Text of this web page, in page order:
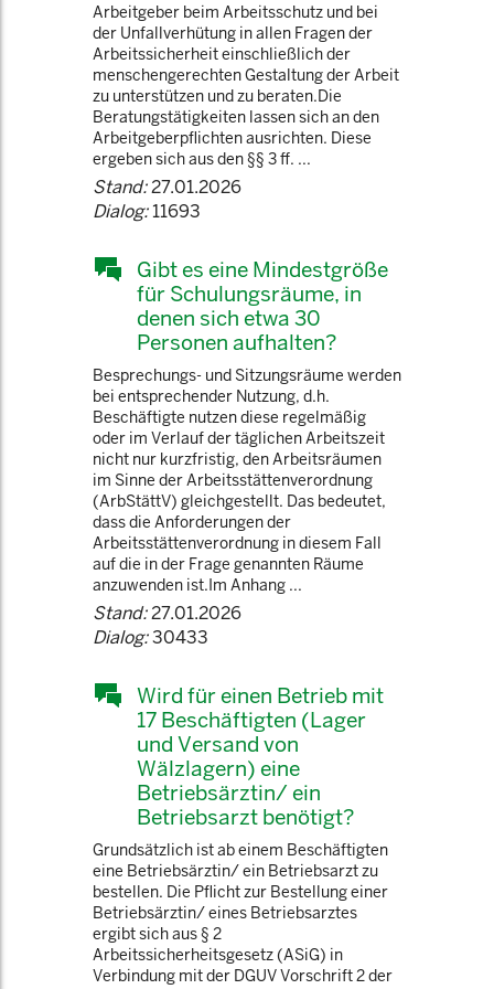
Arbeitgeber beim Arbeitsschutz und bei
der Unfallverhütung in allen Fragen der
Arbeitssicherheit einschließlich der
menschengerechten Gestaltung der Arbeit
zu unterstützen und zu beraten.Die
Beratungstätigkeiten lassen sich an den
Arbeitgeberpflichten ausrichten. Diese
ergeben sich aus den §§ 3 ff. ...
Stand:27.01.2026
Dialog:11693
Gibt es eine Mindestgröße
für Schulungsräume, in
denen sich etwa 30
Personen aufhalten?
Besprechungs- und Sitzungsräume werden
bei entsprechender Nutzung, d.h.
Beschäftigte nutzen diese regelmäßig
oder im Verlauf der täglichen Arbeitszeit
nicht nur kurzfristig, den Arbeitsräumen
im Sinne der Arbeitsstättenverordnung
(ArbStättV) gleichgestellt. Das bedeutet,
dass die Anforderungen der
Arbeitsstättenverordnung in diesem Fall
auf die in der Frage genannten Räume
anzuwenden ist.Im Anhang ...
Stand:27.01.2026
Dialog:30433
Wird für einen Betrieb mit
17 Beschäftigten (Lager
und Versand von
Wälzlagern) eine
Betriebsärztin/ ein
Betriebsarzt benötigt?
Grundsätzlich ist ab einem Beschäftigten
eine Betriebsärztin/ ein Betriebsarzt zu
bestellen. Die Pflicht zur Bestellung einer
Betriebsärztin/ eines Betriebsarztes
ergibt sich aus § 2
Arbeitssicherheitsgesetz (ASiG) in
Verbindung mit der DGUV Vorschrift 2 der